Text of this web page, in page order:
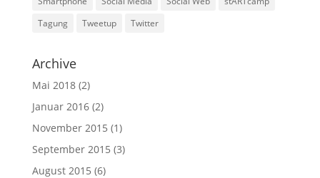
Tagung
Tweetup Twitter
Archive
Mai 2018(2)
Januar 2016(2)
November 2015 (1)
September 2015 (3)
August 2015 (6)